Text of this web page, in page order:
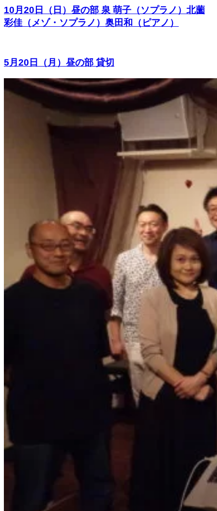
10月20日（日）昼の部 泉 萌子（ソプラノ）北薗
彩佳（メゾ・ソプラノ）奥田和（ピアノ）
5月20日（月）昼の部 貸切